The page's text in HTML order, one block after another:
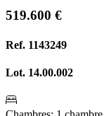
519.600 €
Ref. 1143249
Lot. 14.00.002